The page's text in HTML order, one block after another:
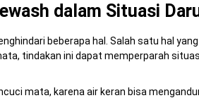
dalam Situasi
beberapa hal. Salah satu hal
tindakan ini dapat memperparah
mata, karena air keran bisa